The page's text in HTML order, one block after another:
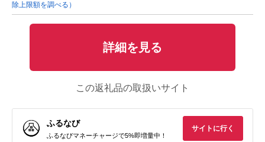
除上限額を調べる）
詳細を見る
この返礼品の取扱いサイト
ふるなび
ふるなびマネーチャージで5%即増量中！
サイトに行く